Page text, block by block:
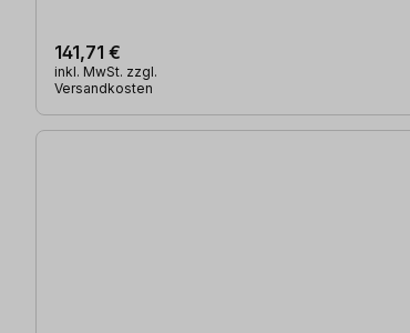
141,71 €
inkl. MwSt. zzgl.
Versandkosten